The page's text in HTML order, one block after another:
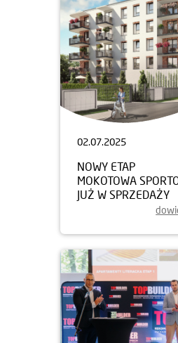
02.07.2025
NOWY ETAP
MOKOTOWA
JUŻ W SPRZEDAŻY